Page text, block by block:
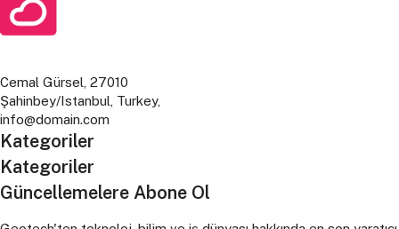
Cemal Gürsel, 27010
Şahinbey/Istanbul, Turkey,
info@domain.com
Kategoriler
Kategoriler
Güncellemelere Abone Ol